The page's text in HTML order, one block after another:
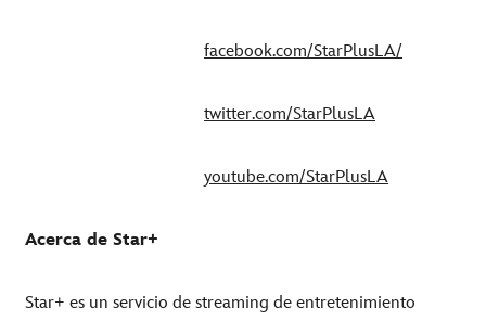
facebook.com/StarPlusLA/
twitter.com/StarPlusLA
youtube.com/StarPlusLA
Acerca de Star+
Star+ es un servicio de streaming de entretenimiento